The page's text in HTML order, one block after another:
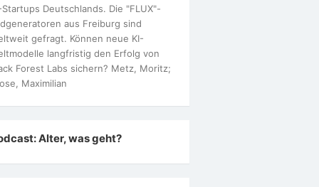
Startups Deutschlands. Die "FLUX"-
aus Freiburg sind
gefragt. Können neue KI-
langfristig den Erfolg von
Forest Labs sichern? Metz, Moritz;
Maximilian
Alter, was geht?